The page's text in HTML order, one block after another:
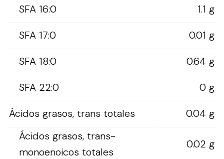
SFA 16:0
1.1 g
SFA 17:0
0.01 g
SFA 18:0
0.64 g
SFA 22:0
0 g
Ácidos grasos, trans totales
0.04 g
Ácidos grasos, trans-
monoenoicos totales
0.02 g